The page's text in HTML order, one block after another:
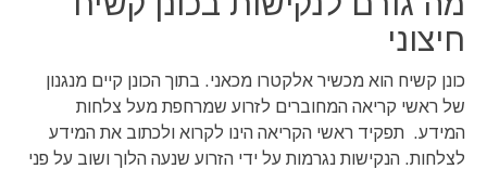
חיצוני
כונן קשיח הוא מכשיר אלקטרו מכאני. בתוך הכונן קיים מנגנון
של ראשי קריאה המחוברים לזרוע שמרחפת מעל צלחות
המידע. תפקיד ראשי הקריאה הינו לקרוא ולכתוב את המידע
לצלחות. הנקישות נגרמות על ידי הזרוע שנעה הלוך ושוב על פני